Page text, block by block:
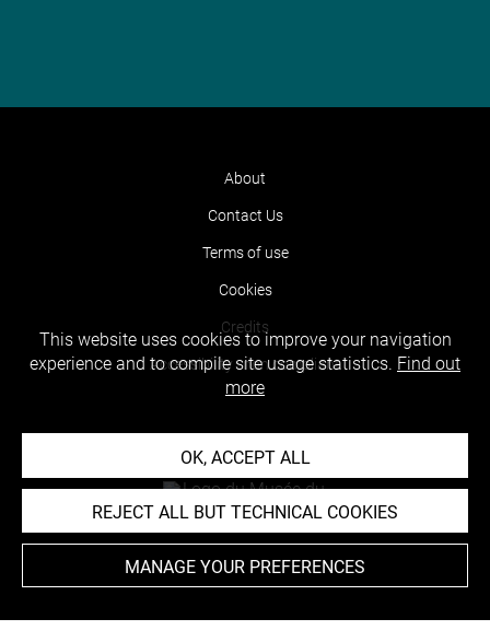
About
Contact Us
Terms of use
Cookies
Credits
Accessibility : non compliant
This website uses cookies to improve your navigation
experience and to compile site usage statistics. Find out
more
OK, ACCEPT ALL
REJECT ALL BUT TECHNICAL COOKIES
MANAGE YOUR PREFERENCES